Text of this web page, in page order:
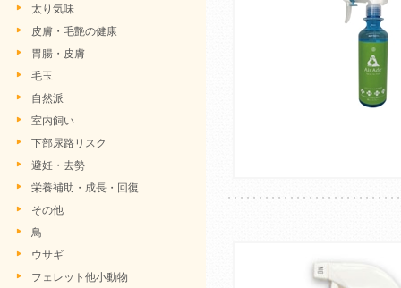
太り気味
皮膚・毛艶の健康
胃腸・皮膚
毛玉
自然派
室内飼い
下部尿路リスク
避妊・去勢
栄養補助・成長・回復
その他
鳥
ウサギ
フェレット他小動物